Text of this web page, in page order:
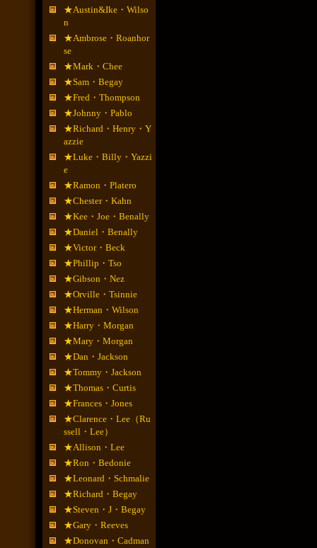
★Austin&Ike・Wilso
n
★Ambrose・Roanhor
se
★Mark・Chee
★Sam・Begay
★Fred・Thompson
★Johnny・Pablo
★Richard・Henry・Y
azzie
★Luke・Billy・Yazzi
e
★Ramon・Platero
★Chester・Kahn
★Kee・Joe・Benally
★Daniel・Benally
★Victor・Beck
★Phillip・Tso
★Gibson・Nez
★Orville・Tsinnie
★Herman・Wilson
★Harry・Morgan
★Mary・Morgan
★Dan・Jackson
★Tommy・Jackson
★Thomas・Curtis
★Frances・Jones
★Clarence・Lee（Ru
ssell・Lee）
★Allison・Lee
★Ron・Bedonie
★Leonard・Schmalie
★Richard・Begay
★Steven・J・Begay
★Gary・Reeves
★Donovan・Cadman